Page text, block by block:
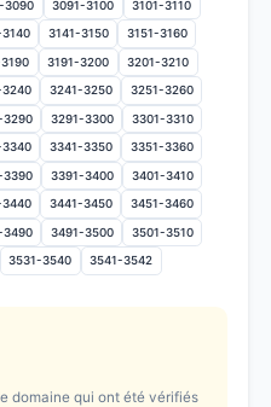
3090 3091-3100 3101-3110
3141-3150 3151-3160
3191-3200 3201-3210
3241-3250 3251-3260
3290 3291-3300 3301-3310
3341-3350 3351-3360
3390 3391-3400 3401-3410
3441-3450 3451-3460
3490 3491-3500 3501-3510
3531-3540 3541-3542
domaine qui ont été vérifiés